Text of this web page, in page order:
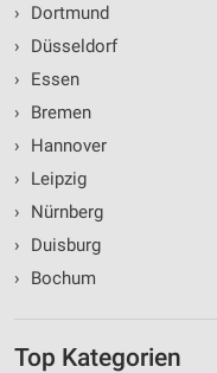
›
Dortmund
›
Düsseldorf
›
Essen
›
Bremen
›
Hannover
›
Leipzig
›
Nürnberg
›
Duisburg
›
Bochum
Top Kategorien